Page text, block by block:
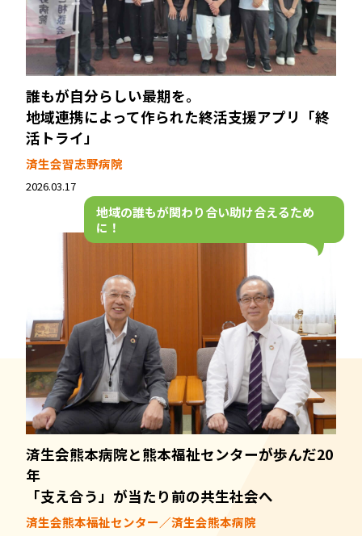
誰もが自分らしい最期を。
地域連携によって作られた終活支援アプリ「終
活トライ」
済生会習志野病院
2026.03.17
地域の誰もが関わり合い助け合えるため
に！
済生会熊本病院と熊本福祉センターが歩んだ20
年
「支え合う」が当たり前の共生社会へ
済生会熊本福祉センター／済生会熊本病院